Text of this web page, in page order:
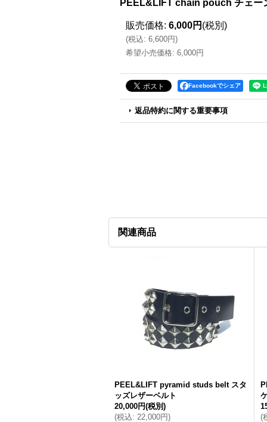
PEEL&LIFT chain pouch チェー
販売価格: 6,000円 (税別)
(税込: 6,600円)
希望小売価格: 6,000円
Facebookでシェア
返品特約に関する重要事項
関連商品
PEEL&LIFT pyramid studs belt スタ
ッズレザーベルト
20,000円(税別)
(税込: 22,000円)
(